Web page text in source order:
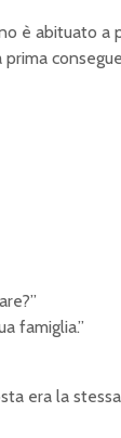
è abituato a
famiglia.”
era la